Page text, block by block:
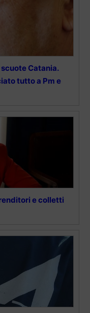
Catania.
tutto a Pm e
e colletti